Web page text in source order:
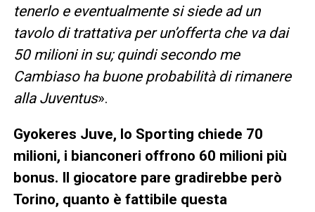
tenerlo e eventualmente si siede ad un
tavolo di trattativa per un’offerta che va dai
50 milioni in su; quindi secondo me
Cambiaso ha buone probabilità di rimanere
alla Juventus».
Gyokeres Juve, lo Sporting chiede 70
milioni, i bianconeri offrono 60 milioni più
bonus. Il giocatore pare gradirebbe però
Torino, quanto è fattibile questa